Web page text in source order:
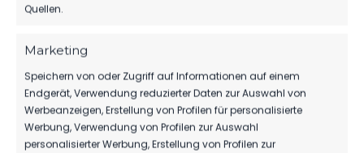
Quellen.
Marketing
Speichern von oder Zugriff auf Informationen auf einem
Endgerät, Verwendung reduzierter Daten zur Auswahl von
Werbeanzeigen, Erstellung von Profilen für personalisierte
Werbung, Verwendung von Profilen zur Auswahl
personalisierter Werbung, Erstellung von Profilen zur
06. Aug. 2026
1.MÄNNER
HERBER DÄMPFER AUF DEM WEG ZUM
KLASSENERHALT
02. Aug. 2026 208